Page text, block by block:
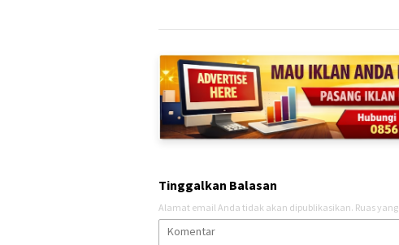
Tinggalkan Balasan
Alamat email Anda tidak akan dipublikasikan. Ruas